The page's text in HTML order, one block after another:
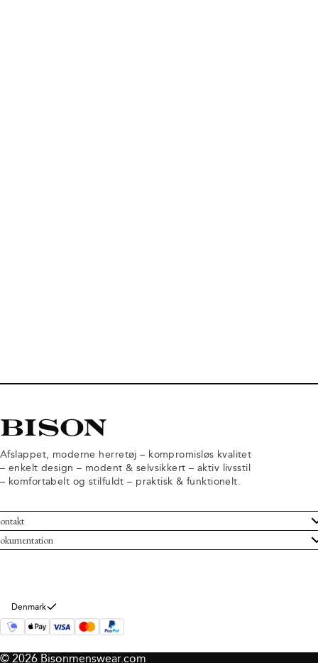
Afslappet, moderne herretøj – kompromisløs kvalitet
– enkelt design – modent & selvsikkert – aktiv livsstil
– komfortabelt og stilfuldt – praktisk & funktionelt.
Bisoninformation
Denmark
© 2026 Bisonmenswear.com